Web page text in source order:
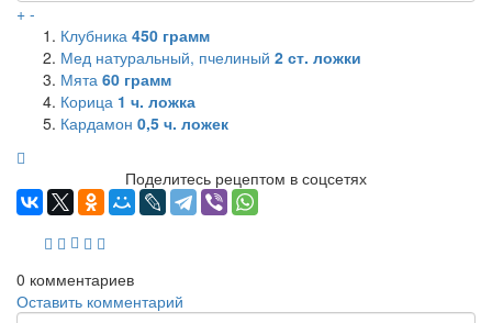
+ -
Клубника 450 грамм
Мед натуральный, пчелиный 2 ст. ложки
Мята 60 грамм
Корица 1 ч. ложка
Кардамон 0,5 ч. ложек
Поделитесь рецептом в соцсетях
0 комментариев
Оставить комментарий